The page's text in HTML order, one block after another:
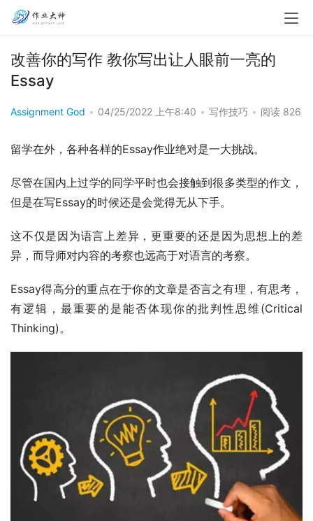
改善你的写作 教你写出让人眼前一亮的
Essay
Assignment God • 04/25/2022 上午8:40 • 写作技巧 • 阅读 826
留学在外，各种各样的Essay作业绝对是一大挑战。
尽管在国内上过学的同学平时也会接触到很多类型的作文，
但是在写Essay的时候还是会觉得无从下手。
这不仅是因为语言上差异，更重要的还是因为思想上的差
异，而导师对内容的考察也远高于对语言的考察。
Essay得高分的重点在于你的文章是否言之有理，有思考，
有逻辑，最重要的是能否体现你的批判性思维(Critical
Thinking)。